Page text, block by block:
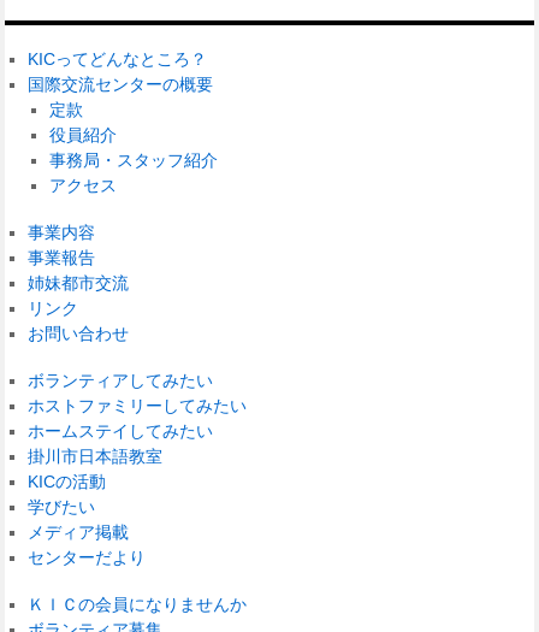
KICってどんなところ？
国際交流センターの概要
定款
役員紹介
事務局・スタッフ紹介
アクセス
事業内容
事業報告
姉妹都市交流
リンク
お問い合わせ
ボランティアしてみたい
ホストファミリーしてみたい
ホームステイしてみたい
掛川市日本語教室
KICの活動
学びたい
メディア掲載
センターだより
ＫＩＣの会員になりませんか